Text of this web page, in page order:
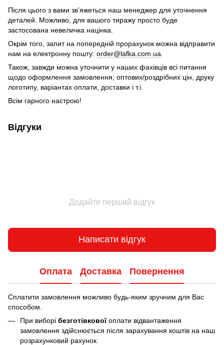
Після цього з вами зв’яжеться наш менеджер для уточнення
деталей. Можливо, для вашого тиражу просто буде
застосована невеличка націнка.
Окрім того, запит на попередній прорахунок можна відправити
нам на електронну пошту: order@lafka.com.ua
Також, завжди можна уточнити у наших фахівців всі питання
щодо оформлення замовлення, оптових/роздрібних цін, друку
логотипу, варіантах оплати, доставки і т.і.
Всім гарного настрою!
Відгуки
Додайте перший відгук
Написати відгук
Оплата Доставка Повернення
Сплатити замовлення можливо будь-яким зручним для Вас
способом.
При виборі безготівковоїоплати відвантаження
замовлення здійснюється після зарахування коштів на наш
розрахунковий рахунок.